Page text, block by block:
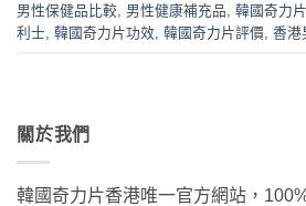
男性保健品比較 男性健康補充品 韓國奇力
利士 韓國奇力片功效 韓國奇力片評價 香港
關於我們
韓國奇力片香港唯一官方網站，